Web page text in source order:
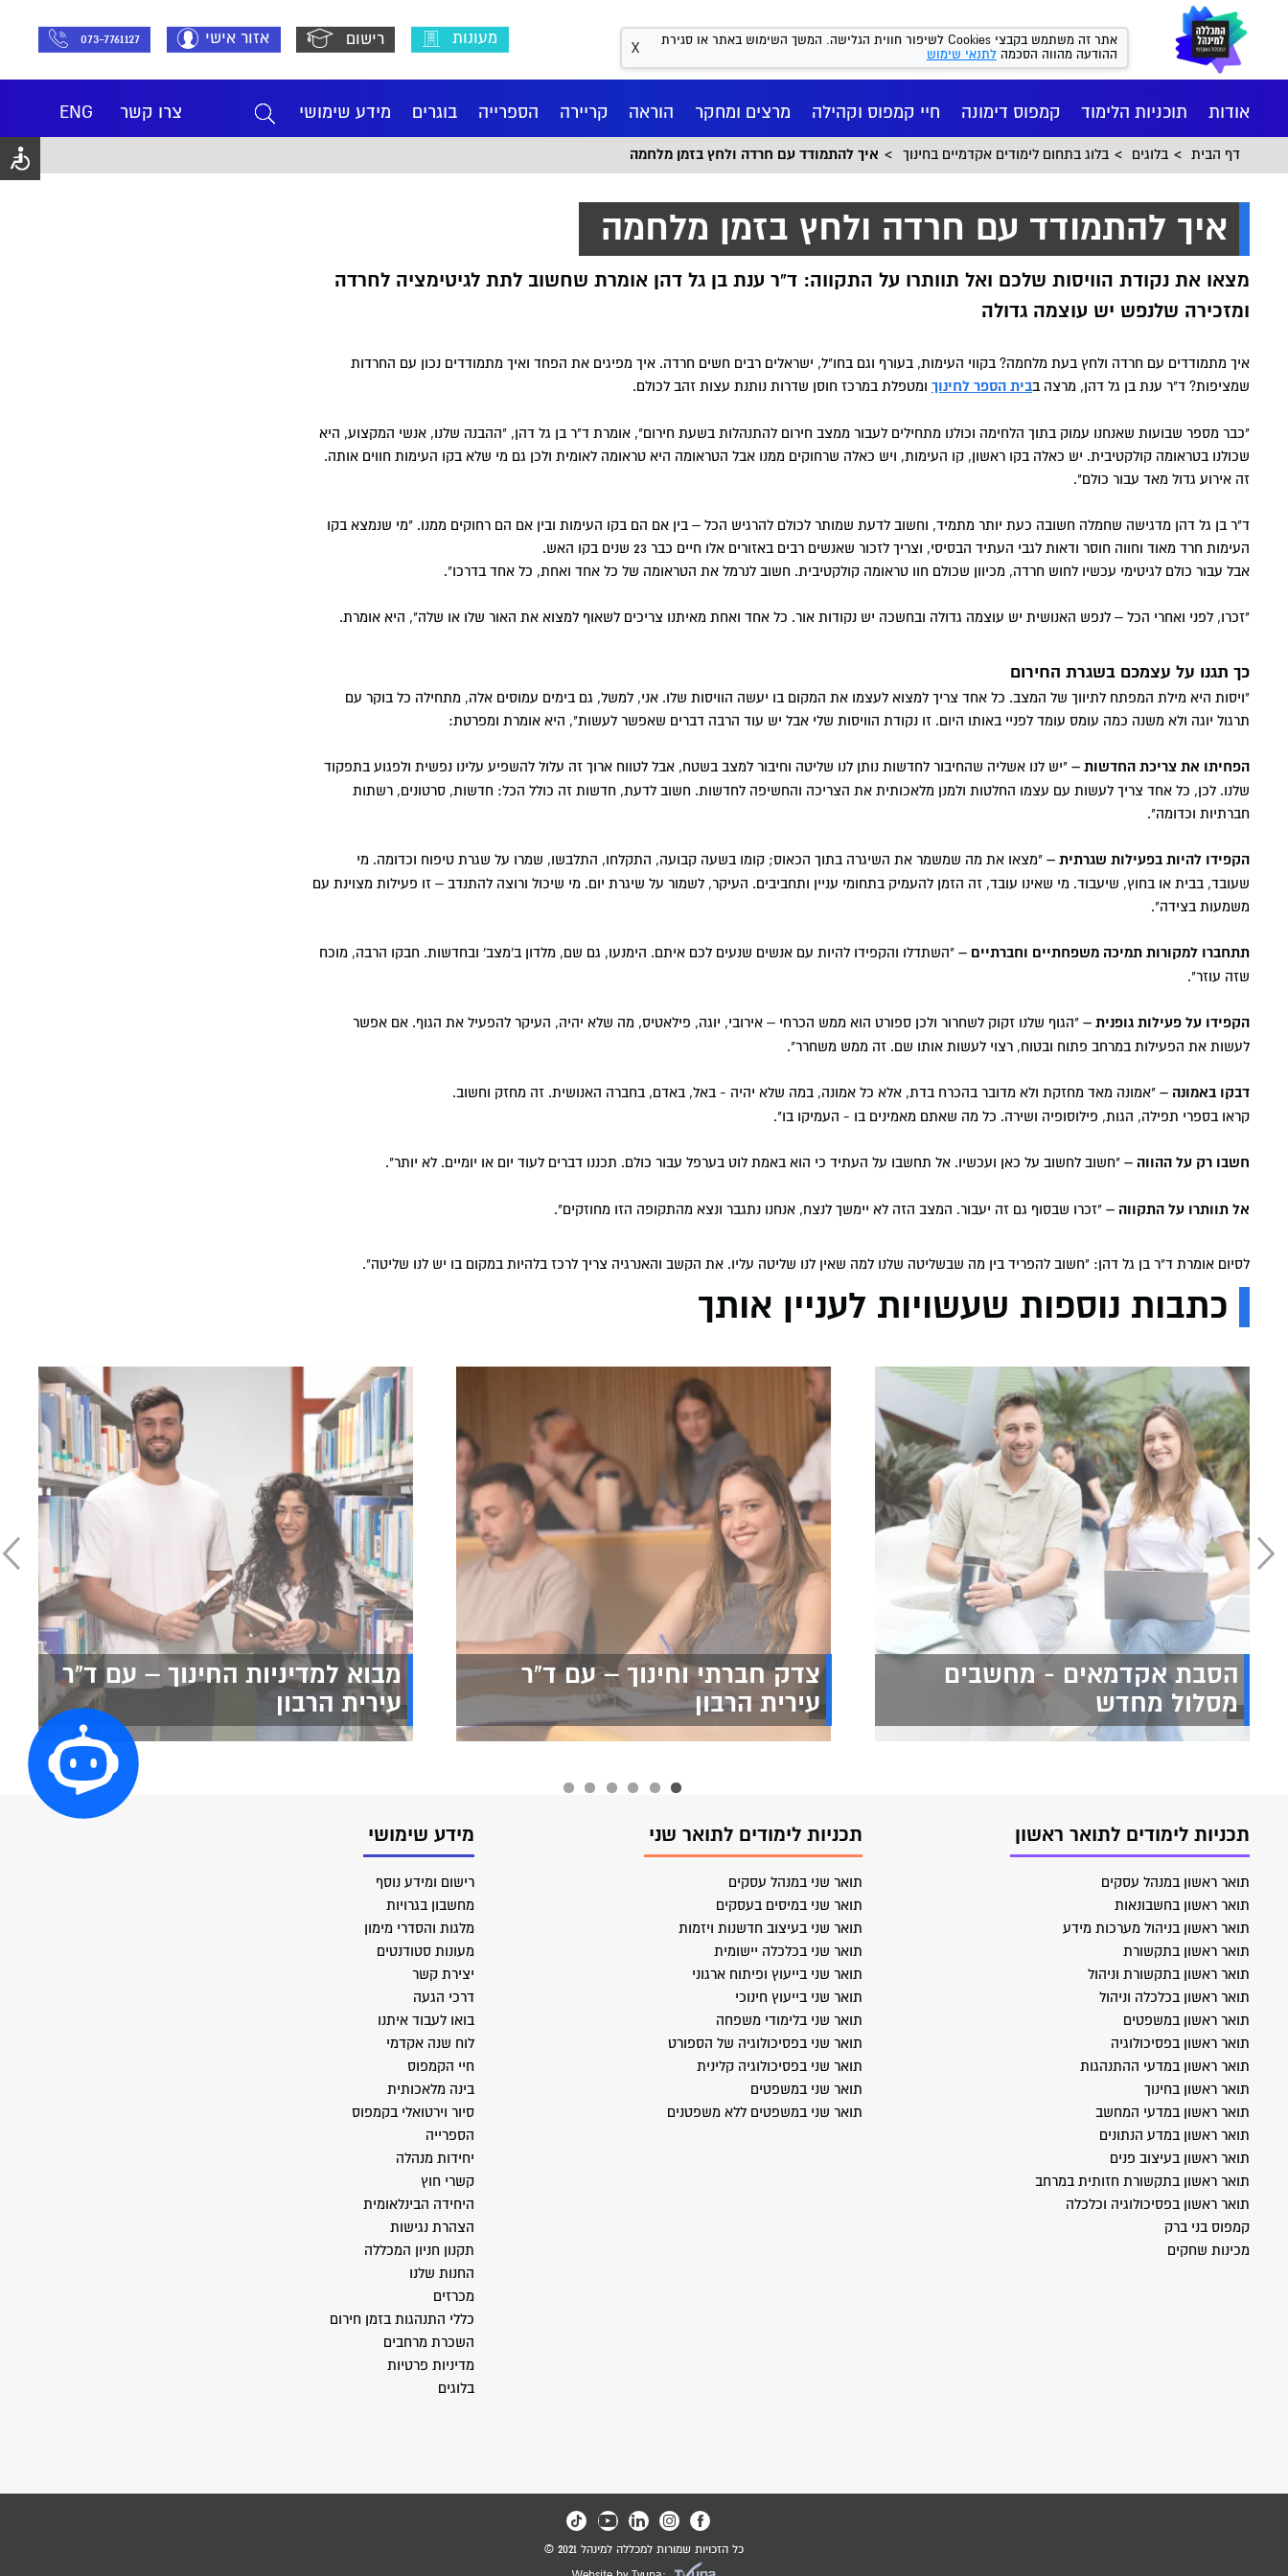
אתר זה משתמש בקבצי Cookies לשיפור חווית הגלישה. המשך השימוש באתר או סגירת
ההודעה מהווה הסכמהלתנאי שימוש X מעונות רישום אזור אישי 073-7761127
אודות תוכניות הלימוד קמפוס דימונה חיי קמפוס וקהילה מרצים ומחקר הוראה קריירה הספרייה בוגרים מידע שימושי ENG צרו קשר
הסיפור שלנו
חזון המכללה
אקדמיה מקיימת
אגף קשרי חוץ
למה ללמוד אצלנו?
מנהל עסקים BA
חשבונאות BA
כלכלה וניהול BA
משפטים LLB
חינוך BA
מדעי ההתנהגות BA
פסיכולוגיה BA
כל תכניות תואר ראשון
חיי הקמפוס
דיקאנט - תמיכה וסיוע
חנות המכללה
מרכז העצמה - חיבוק עוטף המכון הישראלי למשפט פלילי
יישומי
מרכז חת לחקר התחרות
וטיפולי
מרכז דמרי לנדל"ן
בעידן דיגיטלי
המרכז לאתיקה ואחריות
מקצועית
הקתדרה לזכויות אדם ע"ש
בישראל
המרכז למשפט ואנטישמיות
רישום ומידע
מפגשי היכרות וימים פתוחים
סמסטר אביב
מחשבון בגרויות
איך בוחרים תחום לימוד?
דף הבית בלוגים בלוג בתחום לימודים אקדמיים בחינוך איך להתמודד עם חרדה ולחץ בזמן מלחמה
איך להתמודד עם חרדה ולחץ בזמן מלחמה
מצאו את נקודת הוויסות שלכם ואל תוותרו על התקווה: ד"ר ענת בן גל דהן אומרת שחשוב לתת לגיטימציה לחרדה
ומזכירה שלנפש יש עוצמה גדולה
איך מתמודדים עם חרדה ולחץ בעת מלחמה? בקווי העימות, בעורף וגם בחו"ל, ישראלים רבים חשים חרדה. איך מפיגים את הפחד ואיך מתמודדים נכון עם החרדות
שמציפות? ד"ר ענת בן גל דהן, מרצה בבית הספר לחינוך ומטפלת במרכז חוסן שדרות נותנת עצות זהב לכולם.
"כבר מספר שבועות שאנחנו עמוק בתוך הלחימה וכולנו מתחילים לעבור ממצב חירום להתנהלות בשעת חירום", אומרת ד"ר בן גל דהן, "ההבנה שלנו, אנשי המקצוע, היא
שכולנו בטראומה קולקטיבית. יש כאלה בקו ראשון, קו העימות, ויש כאלה שרחוקים ממנו אבל הטראומה היא טראומה לאומית ולכן גם מי שלא בקו העימות חווים אותה.
זה אירוע גדול מאד עבור כולם".
ד"ר בן גל דהן מדגישה שחמלה חשובה כעת יותר מתמיד, וחשוב לדעת שמותר לכולם להרגיש הכל – בין אם הם בקו העימות ובין אם הם רחוקים ממנו. "מי שנמצא בקו
העימות חרד מאוד וחווה חוסר ודאות לגבי העתיד הבסיסי, וצריך לזכור שאנשים רבים באזורים אלו חיים כבר 23 שנים בקו האש.
אבל עבור כולם לגיטימי עכשיו לחוש חרדה, מכיוון שכולם חוו טראומה קולקטיבית. חשוב לנרמל את הטראומה של כל אחד ואחת, כל אחד בדרכו".
"זכרו, לפני ואחרי הכל – לנפש האנושית יש עוצמה גדולה ובחשכה יש נקודות אור. כל אחד ואחת מאיתנו צריכים לשאוף למצוא את האור שלו או שלה", היא אומרת.
כך תגנו על עצמכם בשגרת החירום
"ויסות היא מילת המפתח לתיווך של המצב. כל אחד צריך למצוא לעצמו את המקום בו יעשה הוויסות שלו. אני, למשל, גם בימים עמוסים אלה, מתחילה כל בוקר עם
תרגול יוגה ולא משנה כמה עומס עומד לפניי באותו היום. זו נקודת הוויסות שלי אבל יש עוד הרבה דברים שאפשר לעשות", היא אומרת ומפרטת:
הפחיתו את צריכת החדשות – "יש לנו אשליה שהחיבור לחדשות נותן לנו שליטה וחיבור למצב בשטח, אבל לטווח ארוך זה עלול להשפיע עלינו נפשית ולפגוע בתפקוד
שלנו. לכן, כל אחד צריך לעשות עם עצמו החלטות ולמנן מלאכותית את הצריכה והחשיפה לחדשות. חשוב לדעת, חדשות זה כולל הכל: חדשות, סרטונים, רשתות
חברתיות וכדומה".
הקפידו להיות בפעילות שגרתית – "מצאו את מה שמשמר את השיגרה בתוך הכאוס; קומו בשעה קבועה, התקלחו, התלבשו, שמרו על שגרת טיפוח וכדומה. מי
שעובד, בבית או בחוץ, שיעבוד. מי שאינו עובד, זה הזמן להעמיק בתחומי עניין ותחביבים. העיקר, לשמור על שיגרת יום. מי שיכול ורוצה להתנדב – זו פעילות מצוינת עם
משמעות בצידה".
תתחברו למקורות תמיכה משפחתיים וחברתיים – "השתדלו והקפידו להיות עם אנשים שנעים לכם איתם. הימנעו, גם שם, מלדון ב'מצב' ובחדשות. חבקו הרבה, מוכח
שזה עוזר".
הקפידו על פעילות גופנית – "הגוף שלנו זקוק לשחרור ולכן ספורט הוא ממש הכרחי – אירובי, יוגה, פילאטיס, מה שלא יהיה, העיקר להפעיל את הגוף. אם אפשר
לעשות את הפעילות במרחב פתוח ובטוח, רצוי לעשות אותו שם. זה ממש משחרר".
דבקו באמונה – "אמונה מאד מחזקת ולא מדובר בהכרח בדת, אלא כל אמונה, במה שלא יהיה - באל, באדם, בחברה האנושית. זה מחזק וחשוב.
קראו בספרי תפילה, הגות, פילוסופיה ושירה. כל מה שאתם מאמינים בו - העמיקו בו".
חשבו רק על ההווה – "חשוב לחשוב על כאן ועכשיו. אל תחשבו על העתיד כי הוא באמת לוט בערפל עבור כולם. תכננו דברים לעוד יום או יומיים. לא יותר".
אל תוותרו על התקווה – "זכרו שבסוף גם זה יעבור. המצב הזה לא יימשך לנצח, אנחנו נתגבר ונצא מהתקופה הזו מחוזקים".
לסיום אומרת ד"ר בן גל דהן: "חשוב להפריד בין מה שבשליטה שלנו למה שאין לנו שליטה עליו. את הקשב והאנרגיה צריך לרכז בלהיות במקום בו יש לנו שליטה".
כתבות נוספות שעשויות לעניין אותך
הסבת אקדמאים - מחשבים
מסלול מחדש
צדק חברתי וחינוך – עם ד"ר
עירית הרבון
מבוא למדיניות החינוך – עם ד"ר
עירית הרבון
תכניות לימודים לתואר ראשון
תואר ראשון במנהל עסקים
תואר ראשון בחשבונאות
תואר ראשון בניהול מערכות מידע
תואר ראשון בתקשורת
תואר ראשון בתקשורת וניהול
תואר ראשון בכלכלה וניהול
תואר ראשון במשפטים
תואר ראשון בפסיכולוגיה
תואר ראשון במדעי ההתנהגות
תואר ראשון בחינוך
תואר ראשון במדעי המחשב
תואר ראשון במדע הנתונים
תואר ראשון בעיצוב פנים
תואר ראשון בתקשורת חזותית במרחב
תואר ראשון בפסיכולוגיה וכלכלה
קמפוס בני ברק
מכינות שחקים
תכניות לימודים לתואר שני
תואר שני במנהל עסקים
תואר שני במיסים בעסקים
תואר שני בעיצוב חדשנות ויזמות
תואר שני בכלכלה יישומית
תואר שני בייעוץ ופיתוח ארגוני
תואר שני בייעוץ חינוכי
תואר שני בלימודי משפחה
תואר שני בפסיכולוגיה של הספורט
תואר שני בפסיכולוגיה קלינית
תואר שני במשפטים
תואר שני במשפטים ללא משפטנים
מידע שימושי
רישום ומידע נוסף
מחשבון בגרויות
מלגות והסדרי מימון
מעונות סטודנטים
יצירת קשר
דרכי הגעה
בואו לעבוד איתנו
לוח שנה אקדמי
חיי הקמפוס
בינה מלאכותית
סיור וירטואלי בקמפוס
הספרייה
יחידות מנהלה
קשרי חוץ
היחידה הבינלאומית
הצהרת נגישות
תקנון חניון המכללה
החנות שלנו
מכרזים
כללי התנהגות בזמן חירום
השכרת מרחבים
מדיניות פרטיות
בלוגים
כל הזכויות שמורות למכללה למינהל 2021 ©